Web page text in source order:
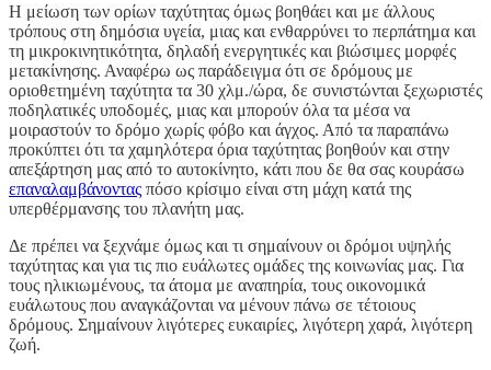
Η μείωση των ορίων ταχύτητας όμως βοηθάει και με άλλους
τρόπους στη δημόσια υγεία, μιας και ενθαρρύνει το περπάτημα και
τη μικροκινητικότητα, δηλαδή ενεργητικές και βιώσιμες μορφές
μετακίνησης. Αναφέρω ως παράδειγμα ότι σε δρόμους με
οριοθετημένη ταχύτητα τα 30 χλμ./ώρα, δε συνιστώνται ξεχωριστές
ποδηλατικές υποδομές, μιας και μπορούν όλα τα μέσα να
μοιραστούν το δρόμο χωρίς φόβο και άγχος. Από τα παραπάνω
προκύπτει ότι τα χαμηλότερα όρια ταχύτητας βοηθούν και στην
απεξάρτηση μας από το αυτοκίνητο, κάτι που δε θα σας κουράσω
επαναλαμβάνοντας πόσο κρίσιμο είναι στη μάχη κατά της
υπερθέρμανσης του πλανήτη μας.
Δε πρέπει να ξεχνάμε όμως και τι σημαίνουν οι δρόμοι υψηλής
ταχύτητας και για τις πιο ευάλωτες ομάδες της κοινωνίας μας. Για
τους ηλικιωμένους, τα άτομα με αναπηρία, τους οικονομικά
ευάλωτους που αναγκάζονται να μένουν πάνω σε τέτοιους
δρόμους. Σημαίνουν λιγότερες ευκαιρίες, λιγότερη χαρά, λιγότερη
ζωή.